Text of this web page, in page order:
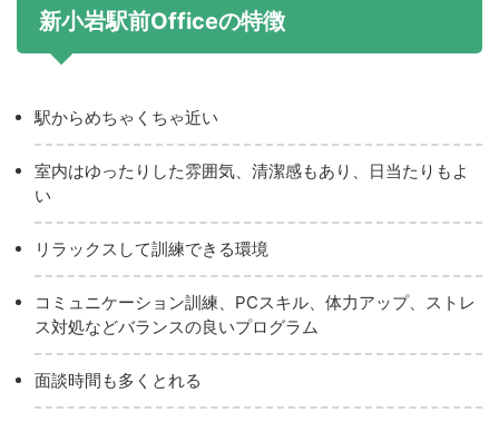
新小岩駅前Officeの特徴
駅からめちゃくちゃ近い
室内はゆったりした雰囲気、清潔感もあり、日当たりもよ
い
リラックスして訓練できる環境
コミュニケーション訓練、PCスキル、体力アップ、ストレ
ス対処などバランスの良いプログラム
面談時間も多くとれる